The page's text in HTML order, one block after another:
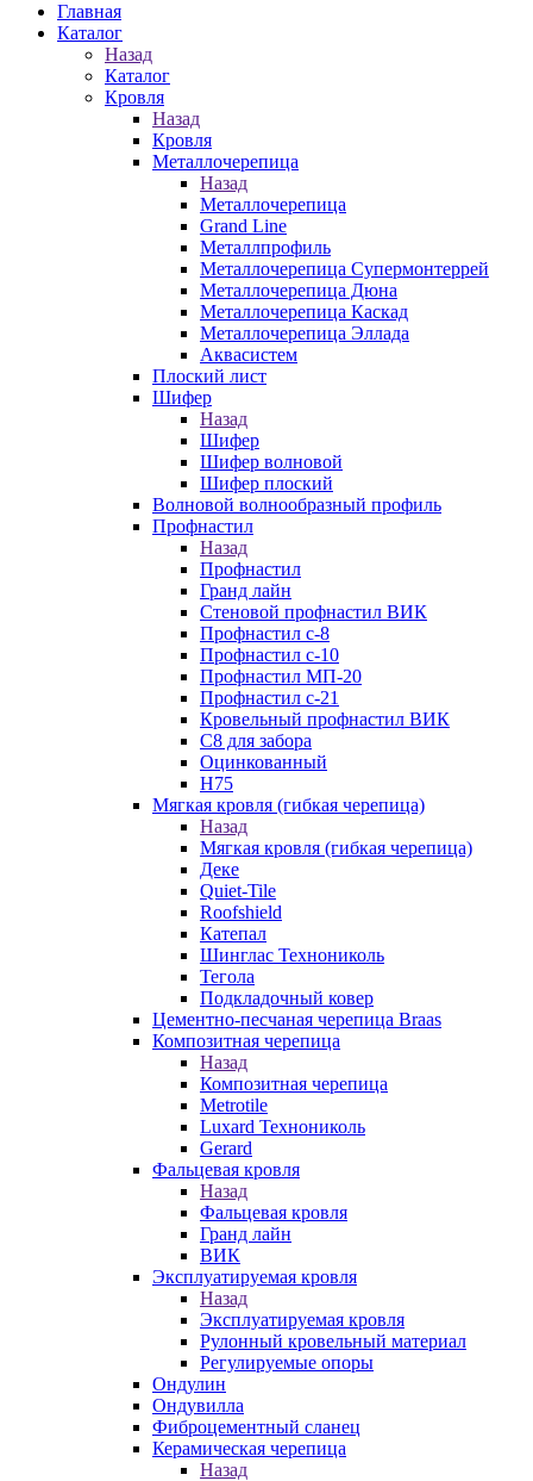
Главная
Каталог
Назад
Каталог
Кровля
Назад
Кровля
Металлочерепица
Назад
Металлочерепица
Grand Line
Металлпрофиль
Металлочерепица Супермонтеррей
Металлочерепица Дюна
Металлочерепица Каскад
Металлочерепица Эллада
Аквасистем
Плоский лист
Шифер
Назад
Шифер
Шифер волновой
Шифер плоский
Волновой волнообразный профиль
Профнастил
Назад
Профнастил
Гранд лайн
Стеновой профнастил ВИК
Профнастил с-8
Профнастил с-10
Профнастил МП-20
Профнастил с-21
Кровельный профнастил ВИК
С8 для забора
Оцинкованный
Н75
Мягкая кровля (гибкая черепица)
Назад
Мягкая кровля (гибкая черепица)
Деке
Quiet-Tile
Roofshield
Катепал
Шинглас Технониколь
Тегола
Подкладочный ковер
Цементно-песчаная черепица Braas
Композитная черепица
Назад
Композитная черепица
Metrotile
Luxard Технониколь
Gerard
Фальцевая кровля
Назад
Фальцевая кровля
Гранд лайн
ВИК
Эксплуатируемая кровля
Назад
Эксплуатируемая кровля
Рулонный кровельный материал
Регулируемые опоры
Ондулин
Ондувилла
Фиброцементный сланец
Керамическая черепица
Назад